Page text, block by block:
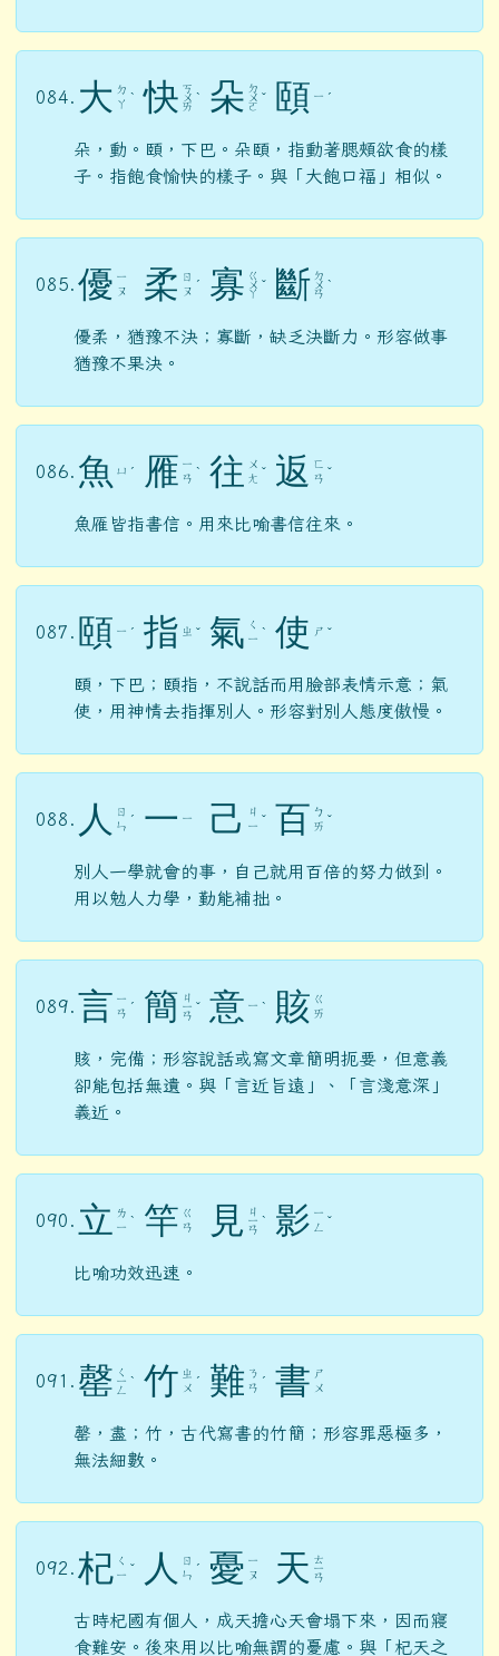
084. 大 ㄉ
ㄚ ˋ 快 ㄎ
ㄨ
ㄞ
ˋ 朵 ㄉ
ㄨ
ㄛ
ˇ 頤 ㄧ ˊ
朵，動。頤，下巴。朵頤，指動著腮頰欲食的樣
子。指飽食愉快的樣子。與「大飽口福」相似。
085. 優 ㄧ
ㄡ
柔 ㄖ
ㄡ ˊ 寡 ㄍ
ㄨ
ㄚ
ˇ 斷 ㄉ
ㄨ
ㄢ
ˋ
優柔，猶豫不決；寡斷，缺乏決斷力。形容做事
猶豫不果決。
086. 魚 ㄩ ˊ 雁 ㄧ
ㄢ ˋ 往 ㄨ
ㄤ ˇ 返 ㄈ
ㄢ ˇ
魚雁皆指書信。用來比喻書信往來。
087. 頤 ㄧ ˊ 指 ㄓ ˇ 氣 ㄑ
ㄧ ˋ 使 ㄕ ˇ
頤，下巴；頤指，不說話而用臉部表情示意；氣
使，用神情去指揮別人。形容對別人態度傲慢。
088. 人
ㄖ
ㄣ ˊ 一 ㄧ 己
ㄐ
ㄧ ˇ 百 ㄅ
ㄞ ˇ
別人一學就會的事，自己就用百倍的努力做到。
用以勉人力學，勤能補拙。
089. 言 ㄧ
ㄢ ˊ 簡 ㄐ
ㄧ
ㄢ
ˇ 意 ㄧ ˋ 賅 ㄍ
ㄞ
賅，完備；形容說話或寫文章簡明扼要，但意義
卻能包括無遺。與「言近旨遠」、「言淺意深」
義近。
090. 立 ㄌ
ㄧ ˋ 竿 ㄍ
ㄢ
見 ㄐ
ㄧ
ㄢ
ˋ 影 ㄧ
ㄥ ˇ
比喻功效迅速。
091. 罄 ㄑ
ㄧ
ㄥ
ˋ 竹 ㄓ
ㄨ ˊ 難 ㄋ
ㄢ ˊ 書 ㄕ
ㄨ
罄，盡；竹，古代寫書的竹簡；形容罪惡極多，
無法細數。
092. 杞 ㄑ
ㄧ ˇ 人
ㄖ
ㄣ ˊ 憂 ㄧ
ㄡ
天 ㄊ
ㄧ
ㄢ
古時杞國有個人，成天擔心天會塌下來，因而寢
食難安。後來用以比喻無謂的憂慮。與「杞天之